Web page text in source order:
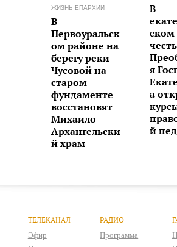
ЖИЗНЬ ЕПАРХИИ
В
Первоуральск
ом районе на
берегу реки
Чусовой на
старом
фундаменте
восстановят
Михаило-
Архангельски
й храм
В
ском
честь
я
а
й
ТЕЛЕКАНАЛ
Эфир
РАДИО
Программа